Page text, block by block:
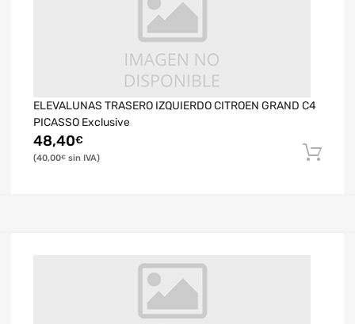
ELEVALUNAS TRASERO IZQUIERDO CITROEN GRAND C4
PICASSO Exclusive
48,40€
40,00€